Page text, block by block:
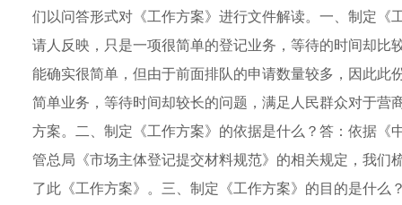
们以问答形式对《工作方案》进行文件解读。一、制定
请人反映，只是一项很简单的登记业务，等待的时间却
能确实很简单，但由于前面排队的申请数量较多，因此
简单业务，等待时间却较长的问题，满足人民群众对于
方案。二、制定《工作方案》的依据是什么？答：依据
管总局《市场主体登记提交材料规范》的相关规定，我
了此《工作方案》。三、制定《工作方案》的目的是什